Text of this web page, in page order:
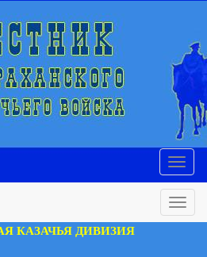
КАЗАЧЬЯ ДИВИЗИЯ